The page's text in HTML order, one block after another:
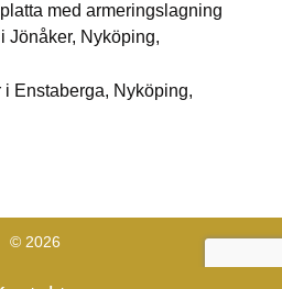
med armeringslagning
Jönåker, Nyköping,
Enstaberga, Nyköping,
© 2026